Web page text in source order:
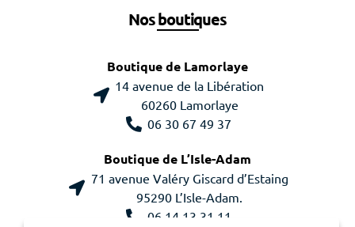
Nos boutiques
Boutique de Lamorlaye
14 avenue de la Libération
60260 Lamorlaye
06 30 67 49 37
Boutique de L’Isle-Adam
71 avenue Valéry Giscard d’Estaing
95290 L’Isle-Adam.
06 14 13 31 11